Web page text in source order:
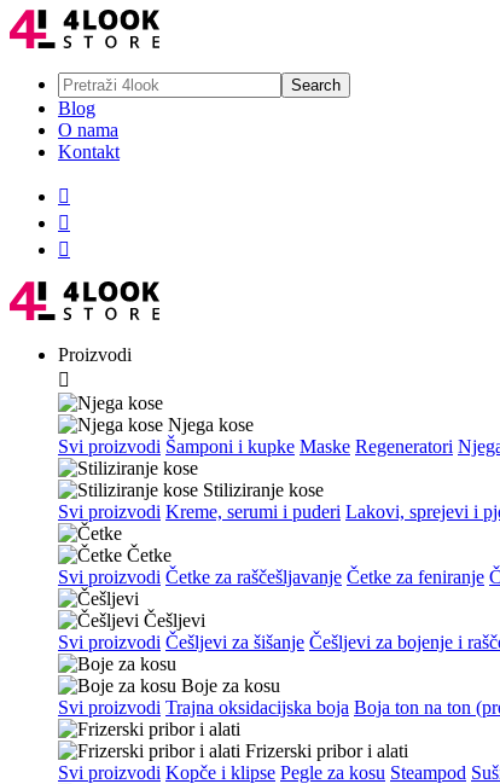
Blog
O nama
Kontakt



Proizvodi

Njega kose
Svi proizvodi Šamponi i kupke Maske Regeneratori
Stiliziranje kose
Svi proizvodi Kreme, serumi i puderi Lakovi, sprejevi i
Četke
Svi proizvodi Četke za raščešljavanje Četke za feniranje
Češljevi
Svi proizvodi Češljevi za šišanje Češljevi za bojenje i
Boje za kosu
Svi proizvodi Trajna oksidacijska boja Boja ton na ton
Frizerski pribor i alati
Svi proizvodi Kopče i klipse Pegle za kosu Steampod